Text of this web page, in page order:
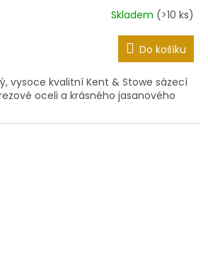
Skladem (>10 ks)
Do košíku
vysoce kvalitní Kent & Stowe sázecí
oceli a krásného jasanového